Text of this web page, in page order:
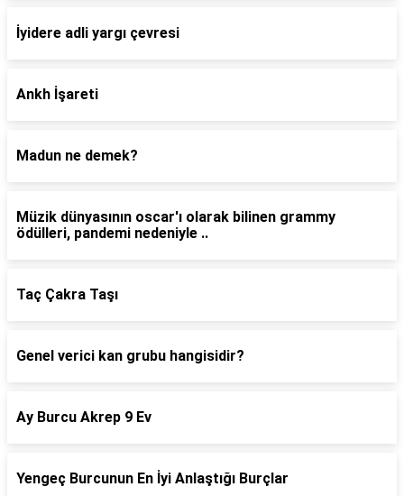
İyidere adli yargı çevresi
Ankh İşareti
Madun ne demek?
Müzik dünyasının oscar'ı olarak bilinen grammy
ödülleri, pandemi nedeniyle ..
Taç Çakra Taşı
Genel verici kan grubu hangisidir?
Ay Burcu Akrep 9 Ev
Yengeç Burcunun En İyi Anlaştığı Burçlar